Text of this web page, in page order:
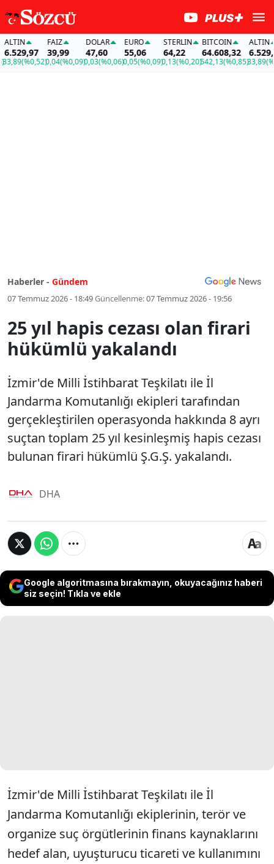
(%0,52)
FAİZ
39,99
0,04(%0,09)
DOLAR
47,60
0,03(%0,06)
EURO
55,06
0,05(%0,09)
STERLIN
64,22
0,13(%0,20)
BITCOIN
64.608,32
542,13(%0,85)
ALTIN
6.529,97
33,89
Haberler - Gündem
07 Temmuz 2026 - 18:49Güncellenme:07 Temmuz 2026 - 19:56
25 yıl hapis cezası olan firari
hükümlü yakalandı
İzmir'de Milli İstihbarat Teşkilatı ile İl
Jandarma Komutanlığı ekipleri tarafından
gerçekleştirilen operasyonda hakkında 8 ayrı
suçtan toplam 25 yıl kesinleşmiş hapis cezası
bulunan firari hükümlü Ş.G.Ş. yakalandı.
DHA
Google algoritmasına bırakmayın, okuyacağınız haberi
siz seçin! Tıkla ve ekle
İzmir'de Milli İstihbarat Teşkilatı ile İl
Jandarma Komutanlığı ekiplerinin, terör ve
organize suç örgütlerinin finans kaynaklarını
hedef alan, uyuşturucu ticareti ve kullanımını